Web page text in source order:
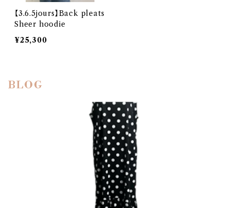
【3.6.5jours】Back pleats
Sheer hoodie
¥25,300
BLOG